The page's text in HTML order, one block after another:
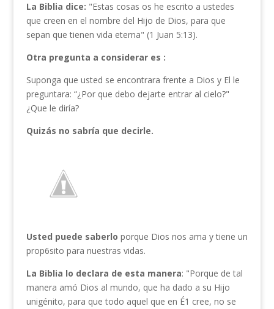
La Biblia dice: "Estas cosas os he escrito a ustedes
que creen en el nombre del Hijo de Dios, para que
sepan que tienen vida eterna" (1 Juan 5:13).
Otra pregunta a considerar es :
Suponga que usted se encontrara frente a Dios y El le
preguntara: “¿Por que debo dejarte entrar al cielo?"
¿Que le diría?
Quizás no sabría que decirle.
Usted puede saberlo porque Dios nos ama y tiene un
prop6sito para nuestras vidas.
La Biblia lo declara de esta manera: "Porque de tal
manera amó Dios al mundo, que ha dado a su Hijo
unigénito, para que todo aquel que en É1 cree, no se